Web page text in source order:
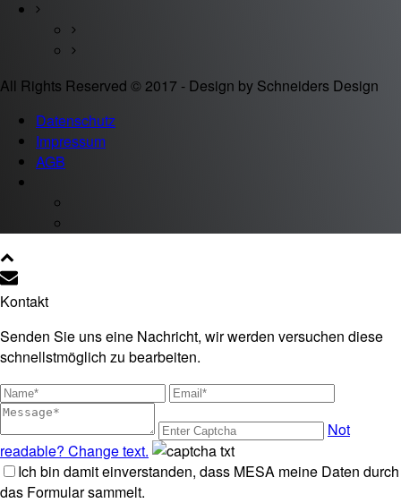
All Rights Reserved © 2017 - Design by Schneiders Design
Datenschutz
Impressum
AGB
Kontakt
Senden Sie uns eine Nachricht, wir werden versuchen diese
schnellstmöglich zu bearbeiten.
Not
readable? Change text.
Ich bin damit einverstanden, dass MESA meine Daten durch
das Formular sammelt.